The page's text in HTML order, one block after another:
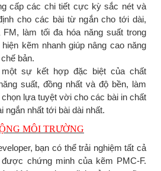
cấp các chi tiết cực kỳ sắc nét và
cho các bài từ ngắn cho tới dài,
làm tối đa hóa năng suất trong
kẽm nhanh giúp nâng cao năng
bản.
sự kết hợp đặc biệt của chất
suất, đồng nhất và độ bền, làm
lựa tuyệt vời cho các bài in chất
ngắn nhất tới bài dài nhất.
MÔI TRƯỜNG
bạn có thể trải nghiệm tất cả
chứng minh của kẽm PMC-F.